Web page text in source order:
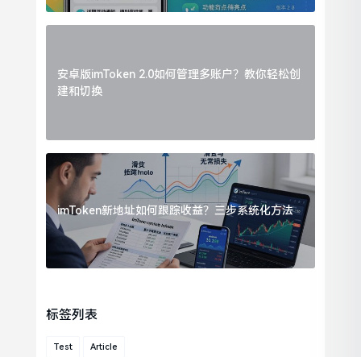
安卓版imToken 2.0如何管理多账户？教你轻松创
建和切换
imToken新地址如何跟踪收益？三步系统化方法
标签列表
Test Article